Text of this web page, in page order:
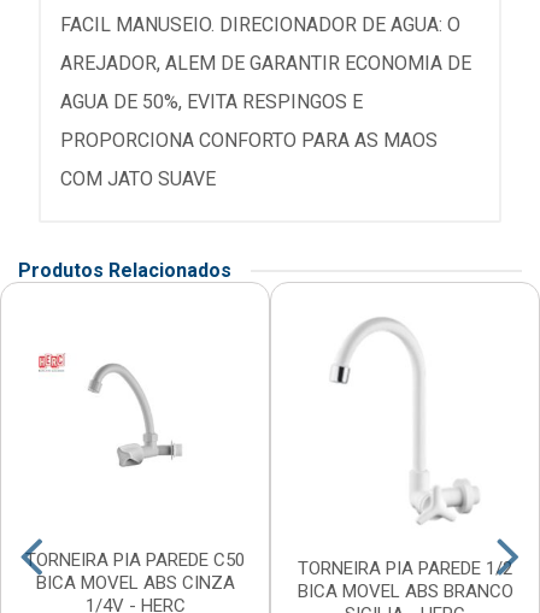
FACIL MANUSEIO. DIRECIONADOR DE AGUA: O
AREJADOR, ALEM DE GARANTIR ECONOMIA DE
AGUA DE 50%, EVITA RESPINGOS E
PROPORCIONA CONFORTO PARA AS MAOS
COM JATO SUAVE
Produtos Relacionados
TORNEIRA PIA PAREDE C50
BICA MOVEL ABS CINZA
1/4V - HERC
TORNEIRA PIA PAREDE 1/2
BICA MOVEL ABS BRANCO